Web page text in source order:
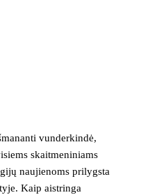
vunderkindė,
skaitmeniniams
naujienoms prilygsta
Kaip aistringa